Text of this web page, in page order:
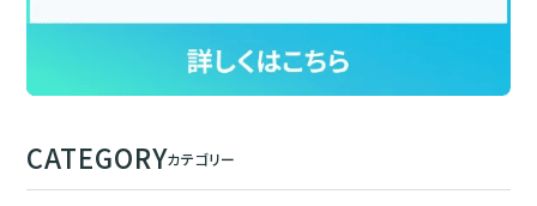
CATEGORYカテゴリー